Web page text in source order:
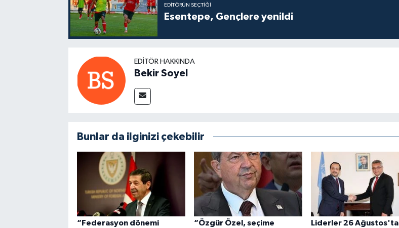
EDITÖRÜN SEÇTIĞI
Esentepe, Gençlere yenildi
EDITÖR HAKKINDA
Bekir Soyel
Bunlar da ilginizi çekebilir
“Federasyon dönemi
“Özgür Özel, seçime
Liderler 26 Ağustos'ta